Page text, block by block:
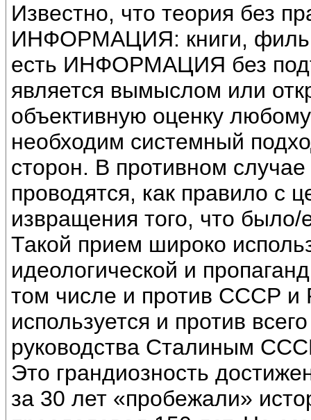
Известно, что теория без
ИНФОРМАЦИЯ: книги,
есть ИНФОРМАЦИЯ без
является вымыслом или
объективную оценку
необходим системный
сторон. В противном
проводятся, как правило с
извращения того, что
Такой прием широко
идеологической и
том числе и против СССР и
используется и против
руководства Сталиным
Это грандиозность
за 30 лет «пробежали»